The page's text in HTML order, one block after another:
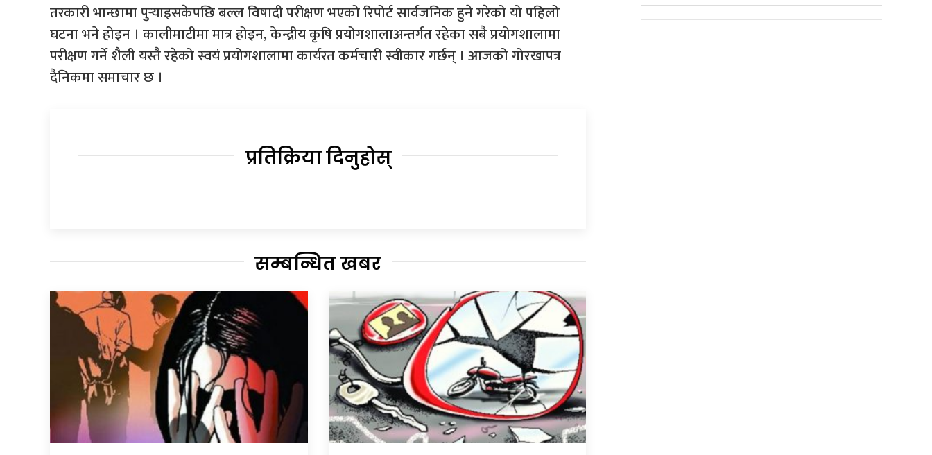
तरकारी भान्छामा पुर्‍याइसकेपछि बल्ल विषादी परीक्षण भएको रिपोर्ट सार्वजनिक हुने गरेको यो पहिलो
घटना भने होइन । कालीमाटीमा मात्र होइन, केन्द्रीय कृषि प्रयोगशालाअन्तर्गत रहेका सबै प्रयोगशालामा
परीक्षण गर्ने शैली यस्तै रहेको स्वयं प्रयोगशालामा कार्यरत कर्मचारी स्वीकार गर्छन् । आजको गोरखापत्र
दैनिकमा समाचार छ ।
प्रतिक्रिया दिनुहोस्
सम्बन्धित खबर